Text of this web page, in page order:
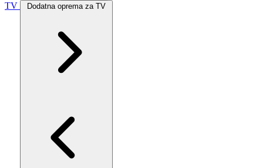
TV Dodatna oprema za TV